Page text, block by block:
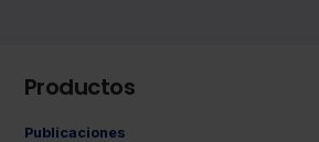
Productos
Publicaciones